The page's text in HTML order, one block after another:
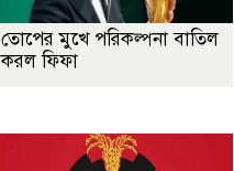
তোপের মুখে পরিকল্পনা বাতিল
করল ফিফা